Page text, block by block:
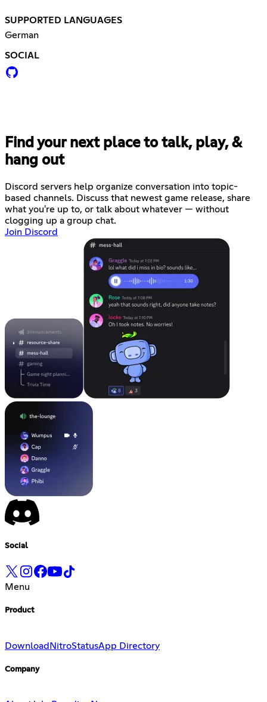
SUPPORTED LANGUAGES
German
SOCIAL
Find your next place to talk, play, &
hang out
Discord servers help organize conversation into topic-
based channels. Discuss that newest game release, share
what you're up to, or talk about whatever — without
clogging up a group chat.
Join Discord
Social
Menu
Product
Download NitroStatusApp Directory
Company